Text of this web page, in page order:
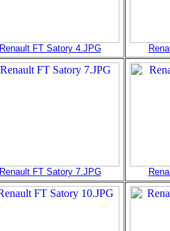
Renault FT Satory 4.JPG
Renault FT Satory 7.JPG